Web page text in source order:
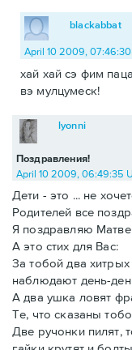
blackabbat
April 10 2009, 07:46:30
хай хай сэ фим
вэ мулцумеск!
Поздравления!
lyonni
April 10 2009, 06:49:35
Дети - это ... не
Родителей все
Я поздравляю
А это стих для Вас:
За тобой два хитрых
наблюдают день-
А два ушка ловят
Те, что сказаны
Две ручонки пилят,